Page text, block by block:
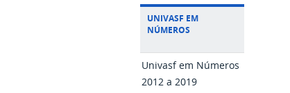
UNIVASF EM
NÚMEROS
Univasf em Números
2012 a 2019